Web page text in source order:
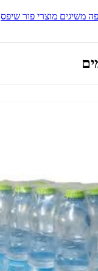
משיגים מוצרי פור שיפס